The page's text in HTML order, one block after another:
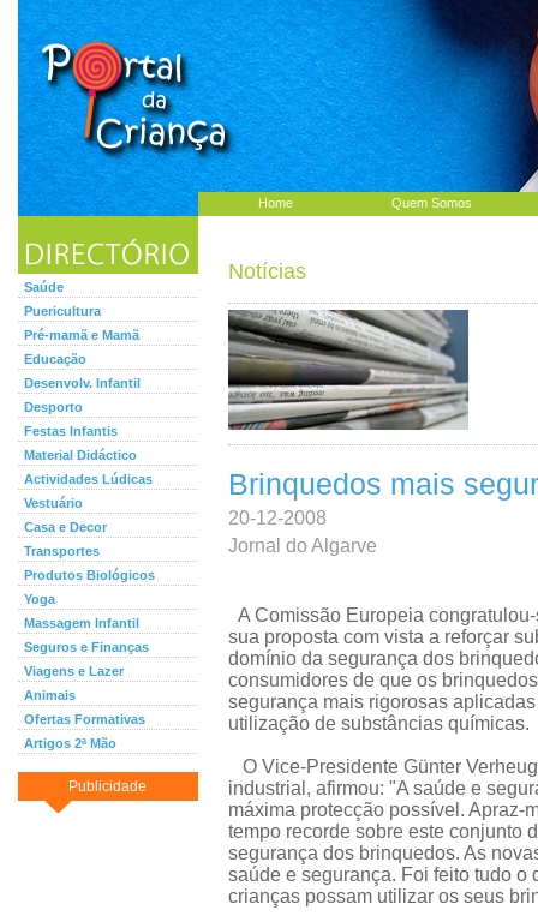
Home Quem Somos
Saúde
Puericultura
Pré-mamã e Mamã
Educação
Desenvolv. Infantil
Desporto
Festas Infantis
Material Didáctico
Actividades Lúdicas
Vestuário
Casa e Decor
Transportes
Produtos Biológicos
Yoga
Massagem Infantil
Seguros e Finanças
Viagens e Lazer
Animais
Ofertas Formativas
Artigos 2ª Mão
Publicidade
Notícias
Brinquedos mais
20-12-2008
Jornal do Algarve
A Comissão Europeia
sua proposta com vista a reforçar
domínio da segurança dos
consumidores de que os
segurança mais rigorosas
utilização de substâncias químicas.
O Vice-Presidente Günter
industrial, afirmou: "A saúde e
máxima protecção possível. Apraz-
tempo recorde sobre este conjunto
segurança dos brinquedos. As
saúde e segurança. Foi feito tudo o
crianças possam utilizar os seus